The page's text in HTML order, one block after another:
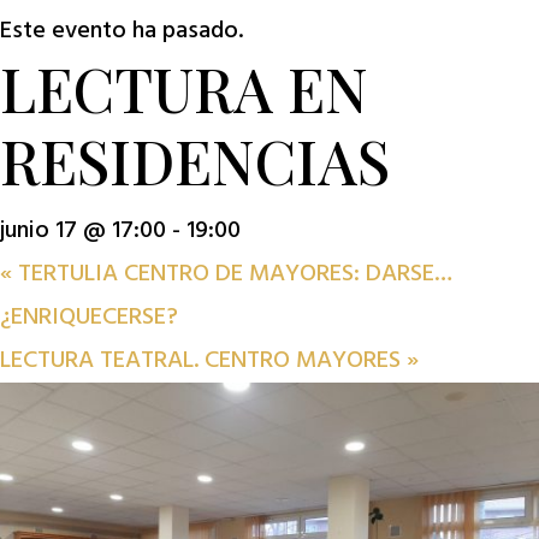
Este evento ha pasado.
LECTURA EN
RESIDENCIAS
junio 17 @ 17:00 - 19:00
«TERTULIA CENTRO DE MAYORES: DARSE…
¿ENRIQUECERSE?
LECTURA TEATRAL. CENTRO MAYORES »